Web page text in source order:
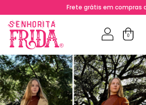
em compras acima de R$ 200 para RS, PR, SC,
0